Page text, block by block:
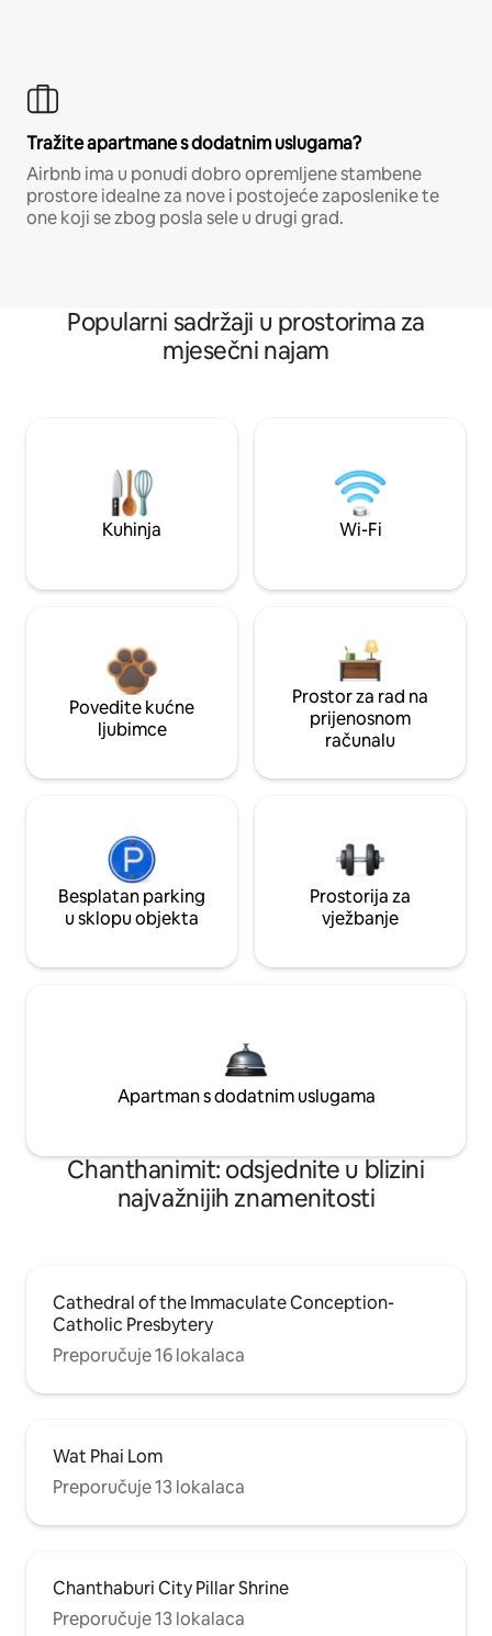
Tražite apartmane s dodatnim uslugama?
Airbnb ima u ponudi dobro opremljene stambene
prostore idealne za nove i postojeće zaposlenike te
one koji se zbog posla sele u drugi grad.
Popularni sadržaji u prostorima za
mjesečni najam
Kuhinja Wi-Fi
Povedite kućne
ljubimce
Prostor za rad na
prijenosnom
računalu
Besplatan parking
u sklopu objekta
Prostorija za
vježbanje
Apartman s dodatnim uslugama
Chanthanimit: odsjednite u blizini
najvažnijih znamenitosti
Cathedral of the Immaculate Conception-
Catholic Presbytery
Preporučuje 16 lokalaca
Wat Phai Lom
Preporučuje 13 lokalaca
Chanthaburi City Pillar Shrine
Preporučuje 13 lokalaca